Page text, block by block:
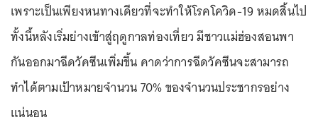
เพราะเป็นเพียงหนทางเดียวที่จะทำให้โรคโควิด-19 หมดสิ้นไป
ทั้งนี้หลังเริ่มย่างเข้าสู่ฤดูกาลท่องเที่ยว มีชาวแม่ฮ่องสอนพา
กันออกมาฉีดวัคซีนเพิ่มขึ้น คาดว่าการฉีดวัคซีนจะสามารถ
ทำได้ตามเป้าหมายจำนวน 70% ของจำนวนประชากรอย่าง
แน่นอน